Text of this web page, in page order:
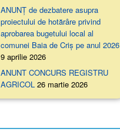
ANUNȚ de dezbatere asupra
proiectului de hotărâre privind
aprobarea bugetului local al
comunei Baia de Criș pe anul 2026
9 aprilie 2026
ANUNT CONCURS REGISTRU
AGRICOL 26 martie 2026